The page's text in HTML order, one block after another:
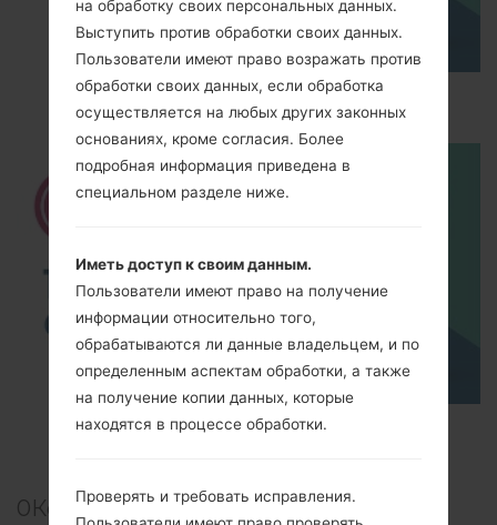
How to Hard Reset on LG Optimus L9 P760?
TOP 5 SECRET CODES for LG!
0Комментарии
на обработку своих персональных данных.
Выступить против обработки своих данных.
Пользователи имеют право возражать против
обработки своих данных, если обработка
осуществляется на любых других законных
основаниях, кроме согласия. Более
подробная информация приведена в
специальном разделе ниже.
Иметь доступ к своим данным.
Пользователи имеют право на получение
информации относительно того,
обрабатываются ли данные владельцем, и по
определенным аспектам обработки, а также
на получение копии данных, которые
находятся в процессе обработки.
Проверять и требовать исправления.